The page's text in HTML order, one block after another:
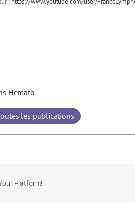
: https://www.youtube.com/user/
Hémato
les publications
Platform!